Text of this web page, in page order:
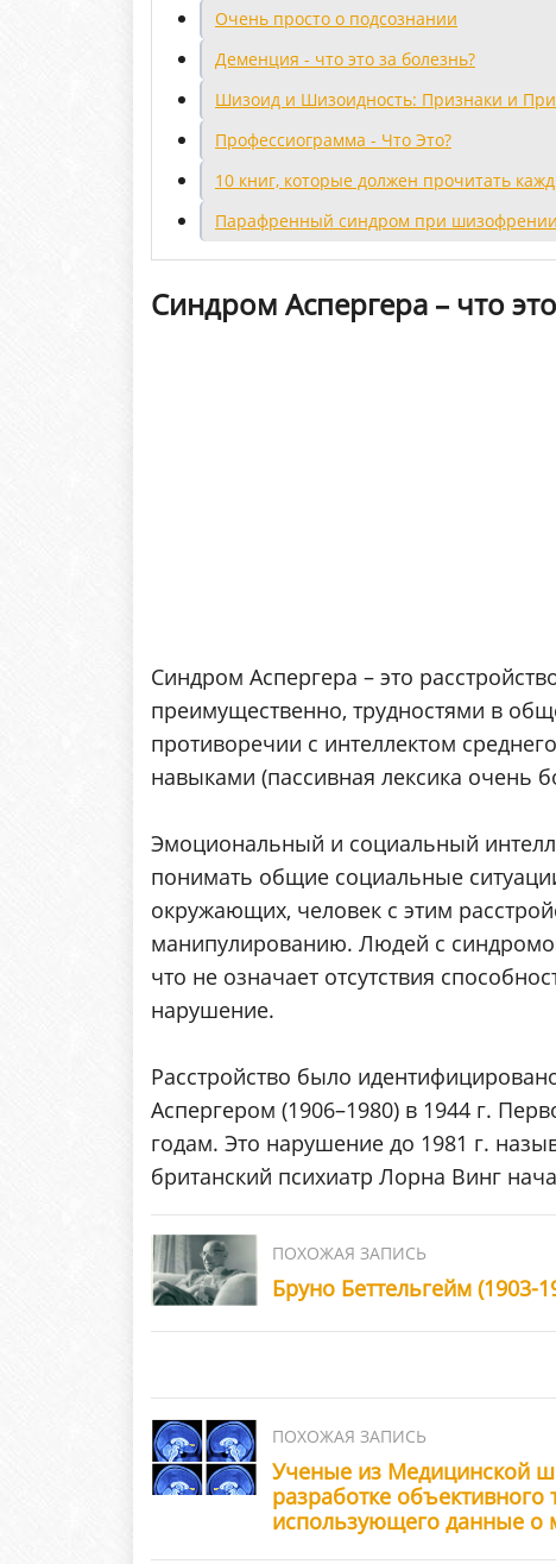
Очень просто о подсознании
Деменция - что это за болезнь?
Шизоид и Шизоидность: Признаки и
Профессиограмма - Что Это?
10 книг, которые должен прочитать
Парафренный синдром при
Синдром Аспергера – что
Синдром Аспергера – это
преимущественно, трудностями в
противоречии с интеллектом
навыками (пассивная лексика очень
Эмоциональный и социальный
понимать общие социальные
окружающих, человек с этим
манипулированию. Людей с
что не означает отсутствия
нарушение.
Расстройство было
Аспергером (1906–1980) в 1944 г.
годам. Это нарушение до 1981 г.
британский психиатр Лорна Винг
Бруно Беттельгейм (1903-
Ученые из Медицинской
разработке объективного
использующего данные о